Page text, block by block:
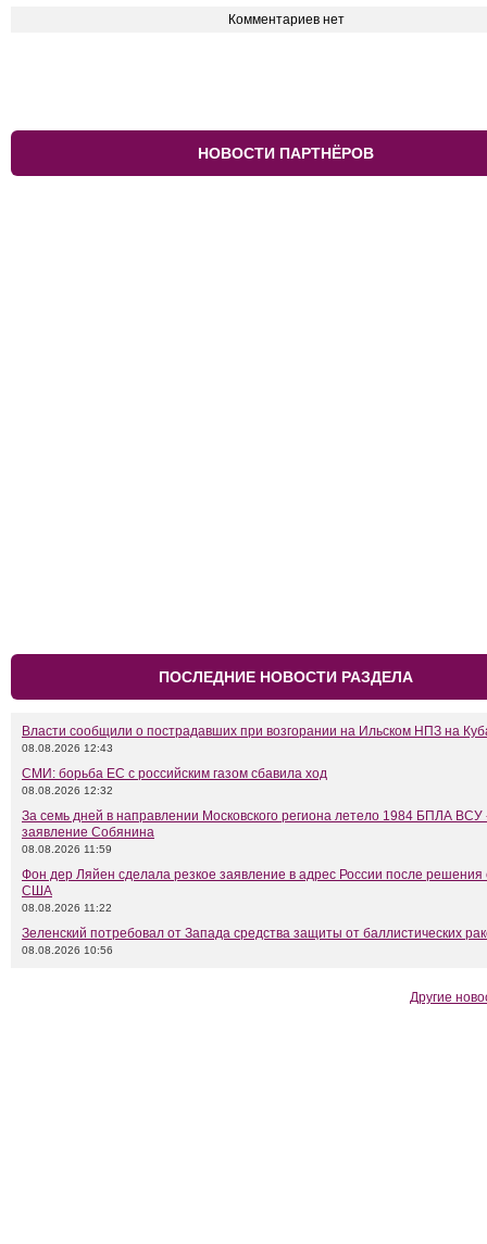
Комментариев нет
НОВОСТИ ПАРТНЁРОВ
ПОСЛЕДНИЕ НОВОСТИ РАЗДЕЛА
Власти сообщили о пострадавших при возгорании на Ильском НПЗ на
08.08.2026 12:43
СМИ: борьба ЕС с российским газом сбавила ход
08.08.2026 12:32
За семь дней в направлении Московского региона летело 1984 БПЛА ВСУ
заявление Собянина
08.08.2026 11:59
Фон дер Ляйен сделала резкое заявление в адрес России после решения
США
08.08.2026 11:22
Зеленский потребовал от Запада средства защиты от баллистических
08.08.2026 10:56
Другие